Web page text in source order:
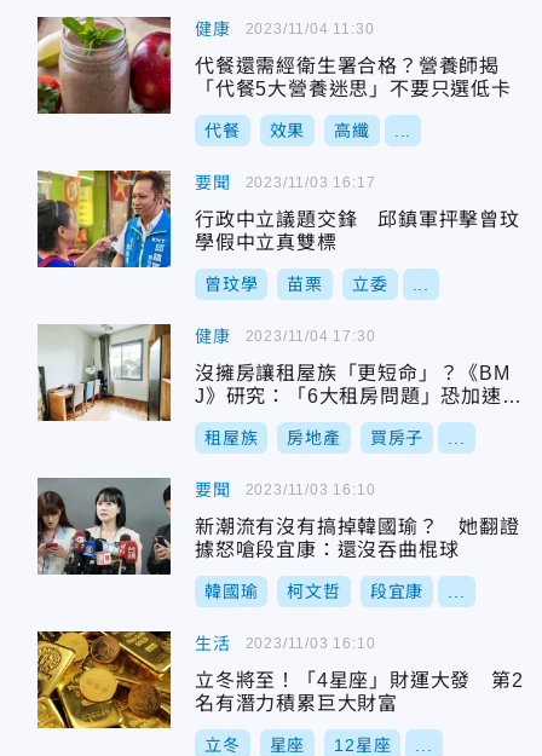
健康
代餐還需經衛生署合格？營養師揭
「代餐5大營養迷思」不要只選低卡
代餐 效果 高纖
2023/11/04 11:30
要聞
行政中立議題交鋒 邱鎮軍抨擊曾玟
學假中立真雙標
曾玟學 苗栗 立委
2023/11/03 16:17
健康
沒擁房讓租屋族「更短命」？《BM
J》研究：「6大租房問題」恐加速生
理年齡老化
租屋族 房地產 買房子
2023/11/04 17:30
要聞
新潮流有沒有搞掉韓國瑜？ 她翻證
據怒嗆段宜康：還沒吞曲棍球
韓國瑜 柯文哲 段宜康
2023/11/03 16:10
生活
立冬將至！「4星座」財運大發 第2
名有潛力積累巨大財富
立冬 星座 12星座
2023/11/03 16:10